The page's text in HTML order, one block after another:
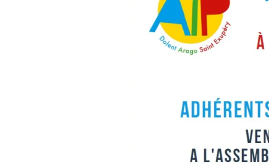
Ligne éditoriale
Mentions légales